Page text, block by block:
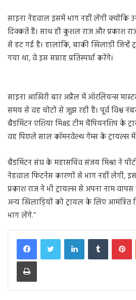
साइना नेहवाल इसमें भाग नहीं लेंगी क्योंकि
दिक्कतें हैं। साथ ही कुशल राज और प्रकाश
से हट गई है। हालांकि, बाकी खिलाड़ी जिन्हें
गया था, वे इस सप्ताह प्रतिस्पर्धा करेंगे।
साइना आखिरी बार अप्रैल में ऑरलियन्स
समय से वह चोटों से जूझ रही हैं। पूर्व विश्व
बैडमिंटन एशिया मिक्स्ड टीम चैंपियनशिप के
वह पिछले साल कॉमनवेल्थ गेम्स के ट्रायल्स में
बैडमिंटन संघ के महासचिव संजय मिश्रा ने
नेहवाल फिटनेस कारणों से भाग नहीं लेगी,
प्रकाश राज ने भी ट्रायल्स से अपना नाम
अन्य खिलाड़ियों को ट्रायल के लिए
भाग लेंगे.”
LinkedInTumblr
Print